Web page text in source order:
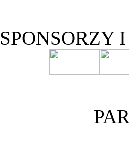
SPONSORZY